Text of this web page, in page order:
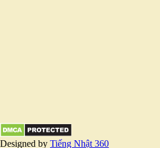
Designed by Tiếng Nhật 360